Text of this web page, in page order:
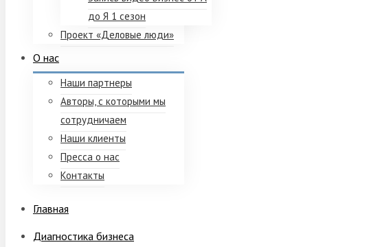
до Я 1 сезон
Проект «Деловые люди»
О нас
Наши партнеры
Авторы, с которыми мы
сотрудничаем
Наши клиенты
Пресса о нас
Контакты
Главная
Диагностика бизнеса